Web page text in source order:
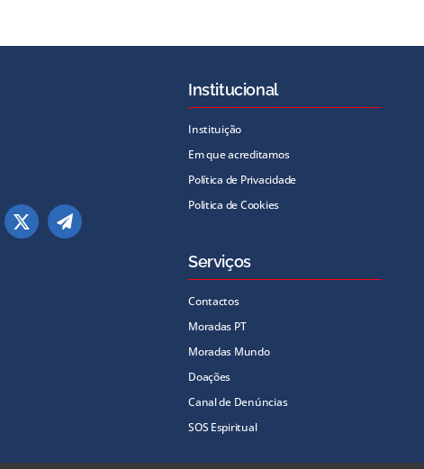
Institucional
Instituição
Em que acreditamos
Política de Privacidade
Politica de Cookies
Serviços
Contactos
Moradas PT
Moradas Mundo
Doações
Canal de Denúncias
SOS Espiritual